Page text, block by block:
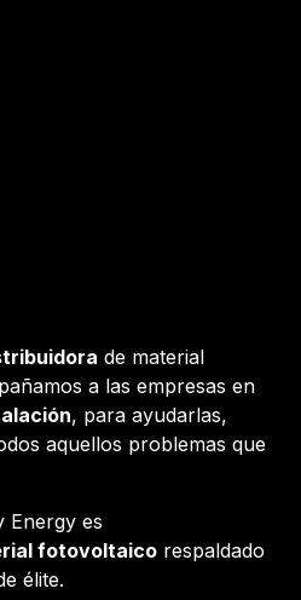
de material
a las empresas en
, para ayudarlas,
aquellos problemas que
Energy es
fotovoltaico respaldado
élite.